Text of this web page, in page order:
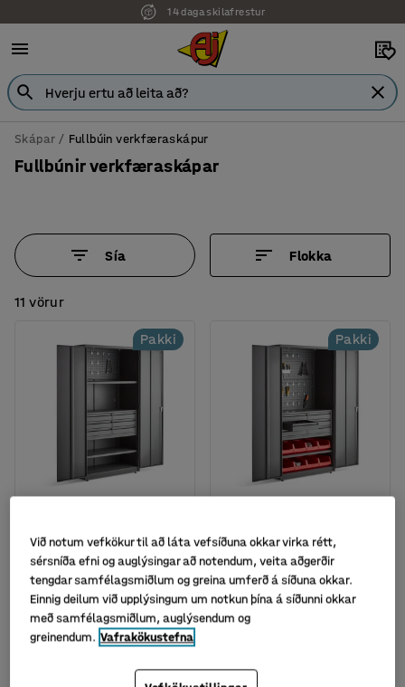
14 daga skilafrestur
Skápar Fullbúin verkfæraskápur
Fullbúnir verkfæraskápar
Sía Flokka
11 vörur
Pakki
verkfæraskápur SUPPLY,
lyklalæsing, 3 hillur, 6
skúffur, verkfæraspjald,
1900x1020x500 mm,
Vörunr.:22127
212.749
Pakki
kóðalás, 2 hillur, 6
skúffur, 8 bakkar,
1900x1020x500 mm,
grár
Vörunr.
Með VSK
Við notum vefkökur til að láta vefsíðuna okkar virka rétt,
sérsníða efni og auglýsingar að notendum, veita aðgerðir
tengdar samfélagsmiðlum og greina umferð á síðuna okkar.
Einnig deilum við upplýsingum um notkun þína á síðunni okkar
með samfélagsmiðlum, auglýsendum og
greinendum. Vafrakökustefna